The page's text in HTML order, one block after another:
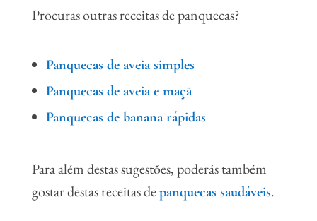
Procuras outras receitas de panquecas?
Panquecas de aveia simples
Panquecas de aveia e maçã
Panquecas de banana rápidas
Para além destas sugestões, poderás também
gostar destas receitas depanquecas saudáveis.